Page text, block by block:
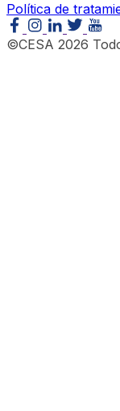
Política de
©CESA 2026